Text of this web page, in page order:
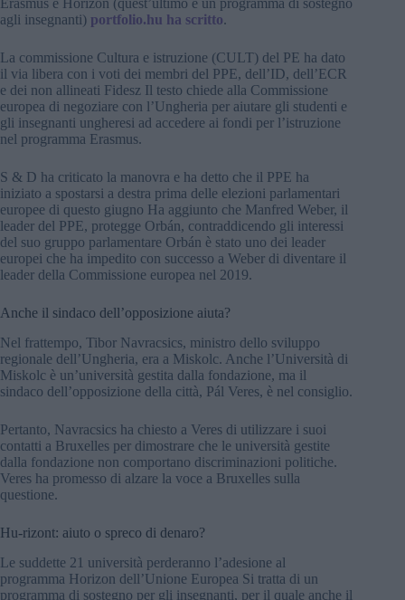
Erasmus e Horizon (quest’ultimo è un programma di sostegno
agli insegnanti) portfolio.hu ha scritto.
La commissione Cultura e istruzione (CULT) del PE ha dato
il via libera con i voti dei membri del PPE, dell’ID, dell’ECR
e dei non allineati Fidesz Il testo chiede alla Commissione
europea di negoziare con l’Ungheria per aiutare gli studenti e
gli insegnanti ungheresi ad accedere ai fondi per l’istruzione
nel programma Erasmus.
S & D ha criticato la manovra e ha detto che il PPE ha
iniziato a spostarsi a destra prima delle elezioni parlamentari
europee di questo giugno Ha aggiunto che Manfred Weber, il
leader del PPE, protegge Orbán, contraddicendo gli interessi
del suo gruppo parlamentare Orbán è stato uno dei leader
europei che ha impedito con successo a Weber di diventare il
leader della Commissione europea nel 2019.
Anche il sindaco dell’opposizione aiuta?
Nel frattempo, Tibor Navracsics, ministro dello sviluppo
regionale dell’Ungheria, era a Miskolc. Anche l’Università di
Miskolc è un’università gestita dalla fondazione, ma il
sindaco dell’opposizione della città, Pál Veres, è nel consiglio.
Pertanto, Navracsics ha chiesto a Veres di utilizzare i suoi
contatti a Bruxelles per dimostrare che le università gestite
dalla fondazione non comportano discriminazioni politiche.
Veres ha promesso di alzare la voce a Bruxelles sulla
questione.
Hu-rizont: aiuto o spreco di denaro?
Le suddette 21 università perderanno l’adesione al
programma Horizon dell’Unione Europea Si tratta di un
programma di sostegno per gli insegnanti, per il quale anche il